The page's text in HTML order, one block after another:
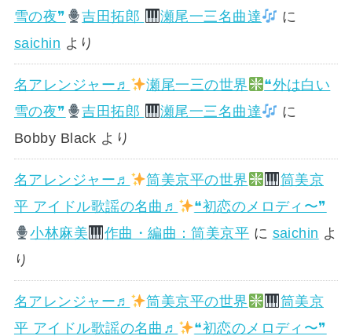
雪の夜❞
吉田拓郎 瀬尾一三名曲達
に
saichin より
名アレンジャー♬ 瀬尾一三の世界
❝外は白い
雪の夜❞
吉田拓郎 瀬尾一三名曲達
に
Bobby Black より
名アレンジャー♬ 筒美京平の世界
筒美京
平 アイドル歌謡の名曲♬
❝初恋のメロディ〜❞
小林麻美
作曲・編曲：筒美京平 に saichin よ
り
名アレンジャー♬ 筒美京平の世界
筒美京
平 アイドル歌謡の名曲♬
❝初恋のメロディ〜❞